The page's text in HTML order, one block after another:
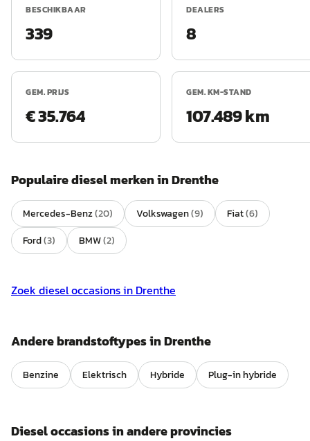
BESCHIKBAAR
339
DEALERS
8
GEM. PRIJS
€ 35.764
GEM. KM-STAND
107.489 km
Populairedieselmerken inDrenthe
Mercedes-Benz(20) Volkswagen(9) Fiat(6)
Ford(3) BMW(2)
Zoek dieseloccasions in Drenthe
Andere brandstoftypes inDrenthe
Benzine Elektrisch Hybride Plug-in hybride
Dieseloccasions in andere provincies